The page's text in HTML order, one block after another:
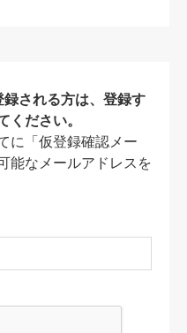
される方は、登録す
ださい。
に「仮登録確認メー
能なメールアドレスを